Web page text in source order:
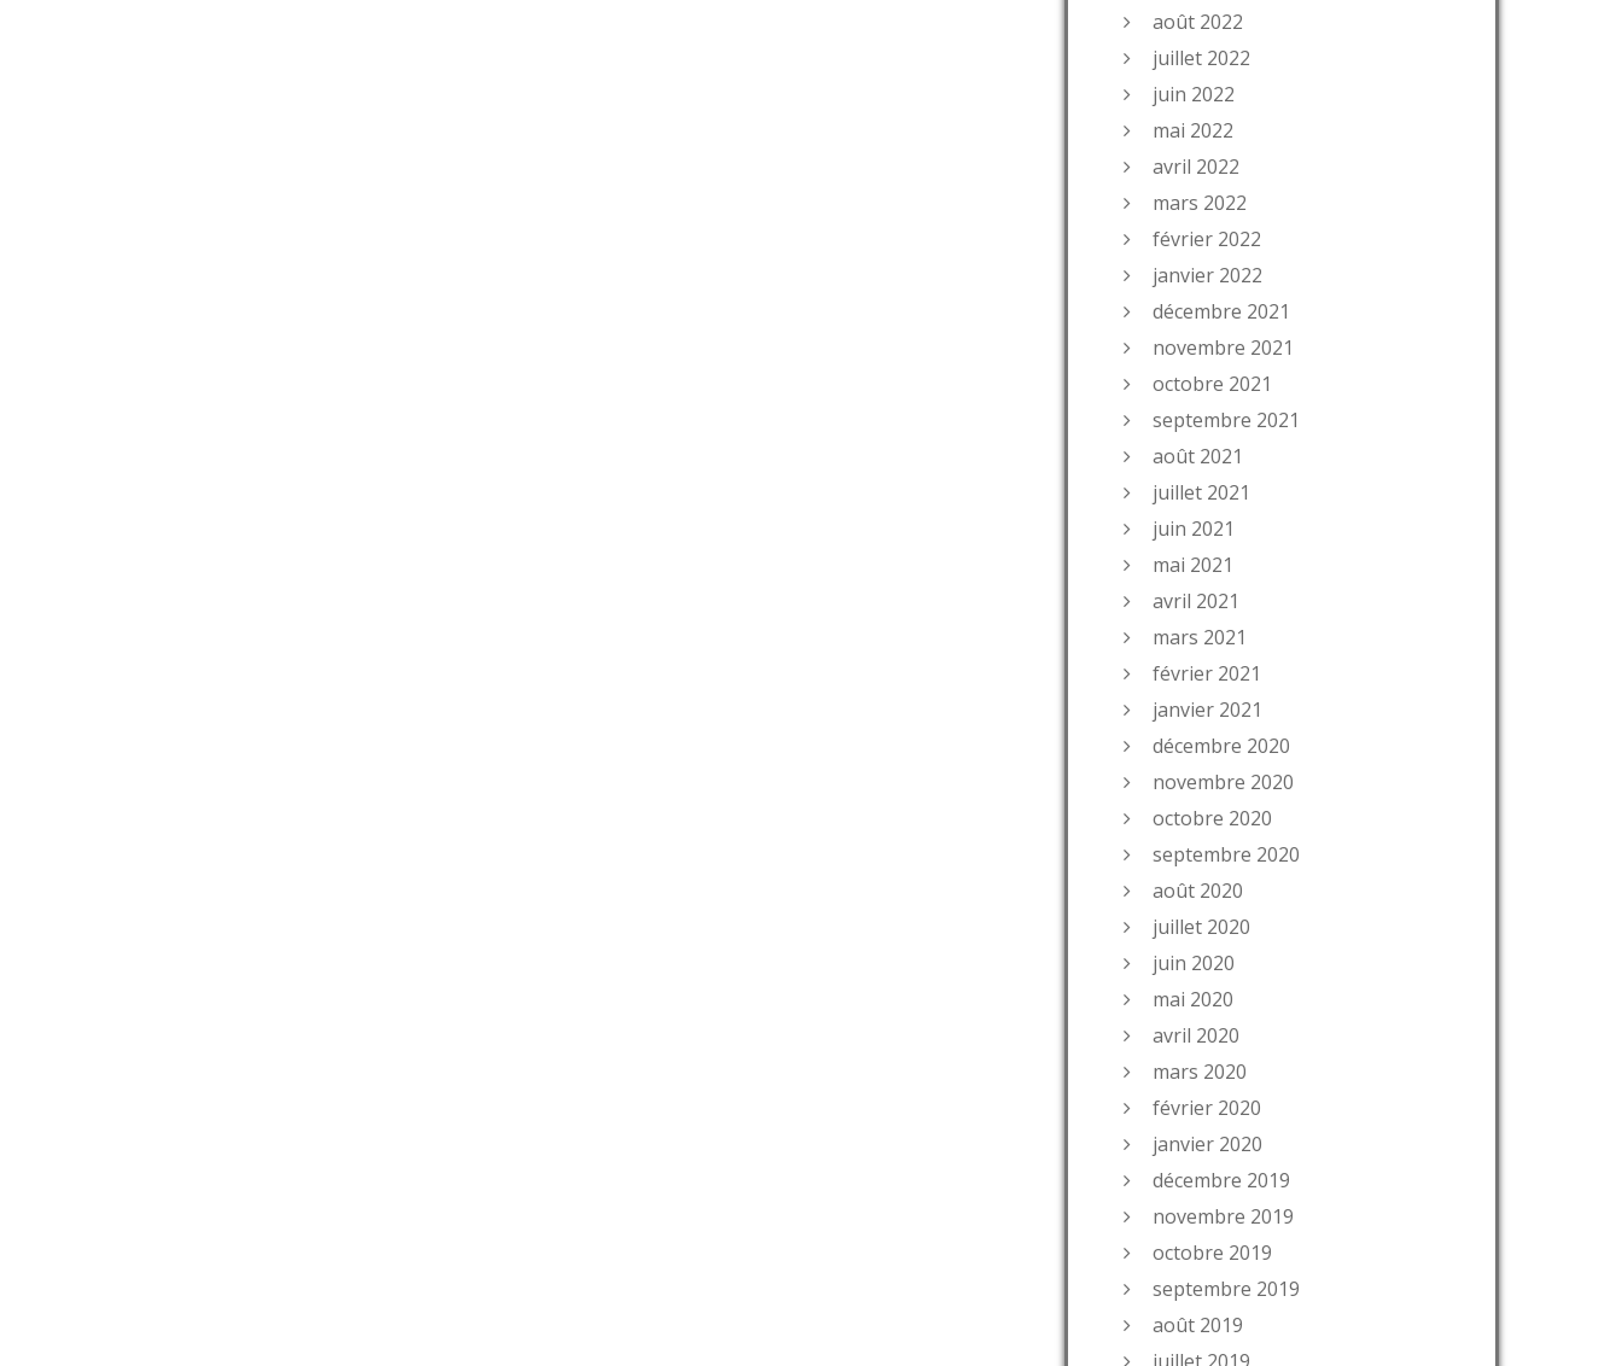
août 2022
juillet 2022
juin 2022
mai 2022
avril 2022
mars 2022
février 2022
janvier 2022
décembre 2021
novembre 2021
octobre 2021
septembre 2021
août 2021
juillet 2021
juin 2021
mai 2021
avril 2021
mars 2021
février 2021
janvier 2021
décembre 2020
novembre 2020
octobre 2020
septembre 2020
août 2020
juillet 2020
juin 2020
mai 2020
avril 2020
mars 2020
février 2020
janvier 2020
décembre 2019
novembre 2019
octobre 2019
septembre 2019
août 2019